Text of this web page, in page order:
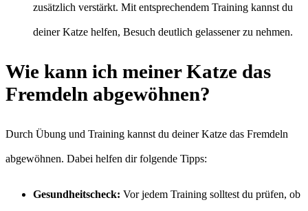
zusätzlich verstärkt. Mit entsprechendem Training kannst du
deiner Katze helfen, Besuch deutlich gelassener zu nehmen.
Wie kann ich meiner Katze das
Fremdeln abgewöhnen?
Durch Übung und Training kannst du deiner Katze das Fremdeln
abgewöhnen. Dabei helfen dir folgende Tipps:
Gesundheitscheck: Vor jedem Training solltest du prüfen, ob